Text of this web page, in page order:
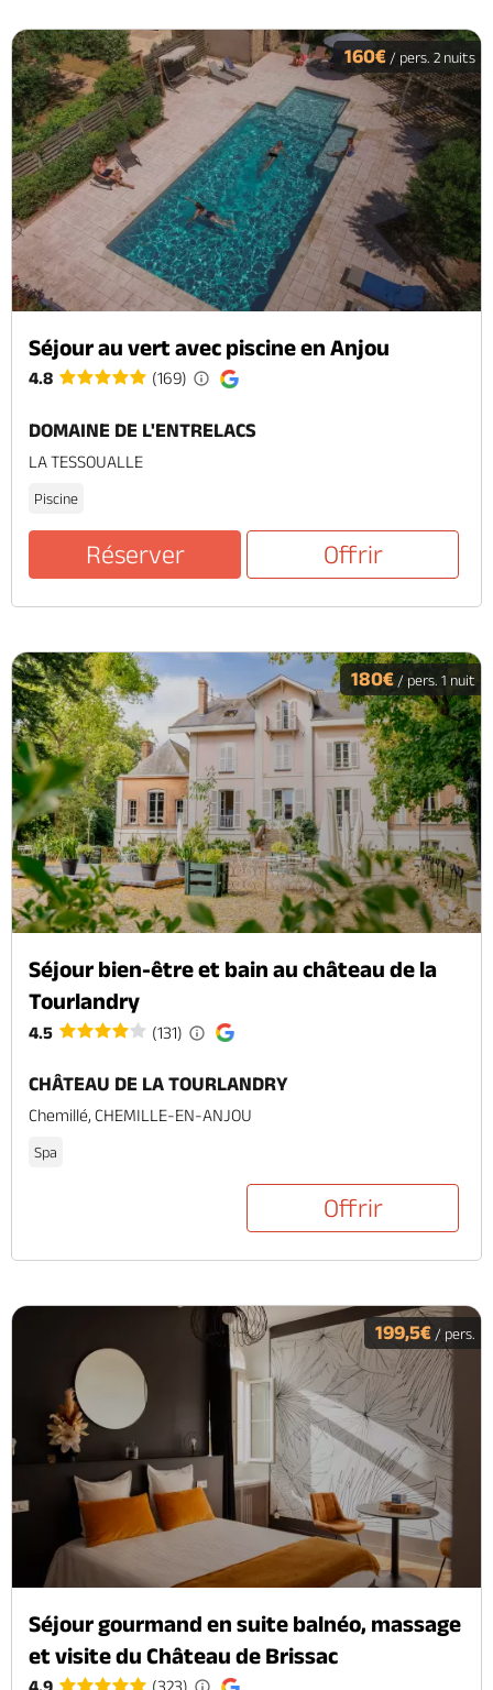
160€ / pers. 2 nuits
Séjour au vert avec piscine en Anjou
4.8 (169)
DOMAINE DE L'ENTRELACS
LA TESSOUALLE
Piscine
Réserver Offrir
180€ / pers. 1 nuit
Séjour bien-être et bain au château de la
Tourlandry
4.5 (131)
CHÂTEAU DE LA TOURLANDRY
Chemillé, CHEMILLE-EN-ANJOU
Spa
Offrir
199,5€ / pers.
Séjour gourmand en suite balnéo, massage
et visite du Château de Brissac